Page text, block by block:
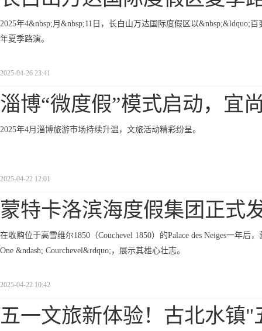
2025年4&nbsp;月&nbsp;11日，长白山万达国际度假区以&nbsp;&ldquo;
年夏季路演。
2025-04-26 23:41
淄博“微度假”模式启动，宜
2025年4月淄博旅游市场持续升温，文旅活动精彩纷呈。
2025-04-22 12:01
蒙特卡洛滨海度假集团正式
在收购位于高雪维尔1850（Couchevel 1850）的Palace des Neiges一年
One &ndash; Courchevel&rdquo;，展示其雄心壮志。
2025-04-22 10:42
五一文旅新体验！古北水镇"